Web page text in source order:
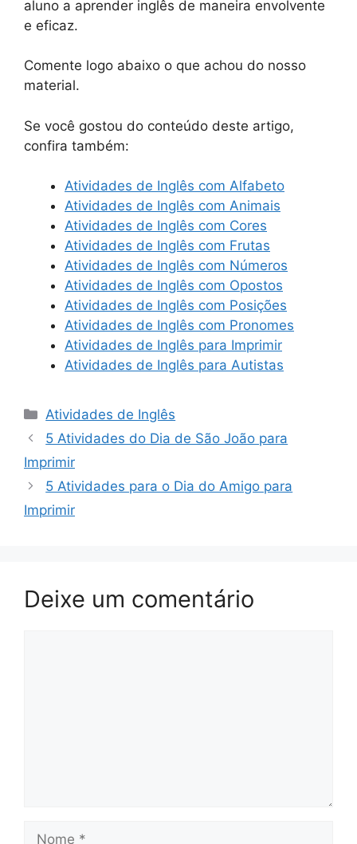
aluno a aprender inglês de maneira envolvente
e eficaz.
Comente logo abaixo o que achou do nosso
material.
Se você gostou do conteúdo deste artigo,
confira também:
Atividades de Inglês com Alfabeto
Atividades de Inglês com Animais
Atividades de Inglês com Cores
Atividades de Inglês com Frutas
Atividades de Inglês com Números
Atividades de Inglês com Opostos
Atividades de Inglês com Posições
Atividades de Inglês com Pronomes
Atividades de Inglês para Imprimir
Atividades de Inglês para Autistas
Categorias
Atividades de Inglês
5 Atividades do Dia de São João para
Imprimir
5 Atividades para o Dia do Amigo para
Imprimir
Deixe um comentário
Nome